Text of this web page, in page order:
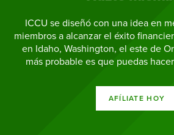
ICCU se diseñó con una idea en
miembros a alcanzar el éxito
en Idaho, Washington, el este de
más probable es que puedas
AFÍLIATE HOY